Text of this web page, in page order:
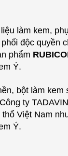
làm kem,
độc quyền
phẩm
Ý.
bột làm
ty
Việt Nam
Ý.